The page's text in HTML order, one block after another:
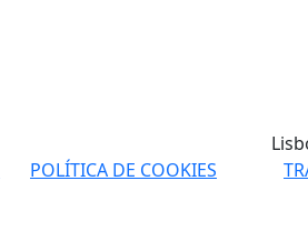
POLÍTICA DE COOKIES